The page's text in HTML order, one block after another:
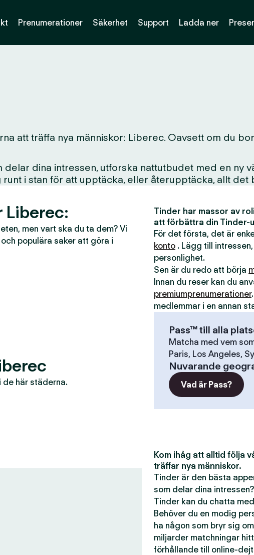
Prenumerationer Säkerhet Support Ladda ner
att träffa nya människor: Liberec. Oavsett om du
dina intressen, utforska nattutbudet med en ny
i stan för att upptäcka, eller återupptäcka, allt det
Liberec:
men vart ska du ta dem? Vi
populära saker att göra i
de här städerna.
Tinder har massor av
att förbättra din Tinder-
För det första, det är
konto . Lägg till
personlighet.
Sen är du redo att börja
Innan du reser kan du
premiumprenumerationer
medlemmar i en annan
Pass™ till alla
Matcha med vem
Paris, Los Angeles,
Nuvarande
Vad är Pass?
Kom ihåg att alltid följa
träffar nya människor.
Tinder är den bästa
som delar dina
Tinder kan du chatta
Behöver du en modig
ha någon som bryr sig
miljarder matchningar
förhållande till online-